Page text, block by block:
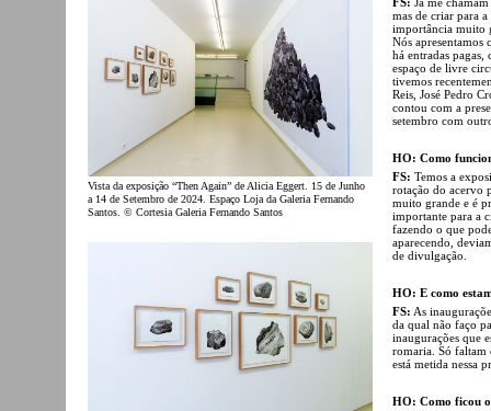
Vista da exposição “Then Again” de Alicia Eggert. 15 de Junho
a 14 de Setembro de 2024. Espaço Loja da Galeria Fernando
Santos. © Cortesia Galeria Fernando Santos
mas de criar para
importância muito
Nós apresentamos
há entradas
espaço de livre
tivemos
Reis, José Pedro
contou com a
setembro com
HO: Como
FS: Temos a
rotação do acervo
muito grande e é
importante para a
fazendo o que
aparecendo,
de divulgação.
HO: E como
FS: As
da qual não faço
inaugurações que
romaria. Só faltam
está metida nessa
HO: Como ficou